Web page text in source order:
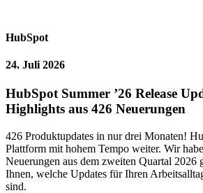
HubSpot
24. Juli 2026
HubSpot Summer ’26 Release
Highlights aus 426 Neuerungen
426 Produktupdates in nur drei Monaten!
Plattform mit hohem Tempo weiter. Wir
Neuerungen aus dem zweiten Quartal 2026
Ihnen, welche Updates für Ihren
sind.